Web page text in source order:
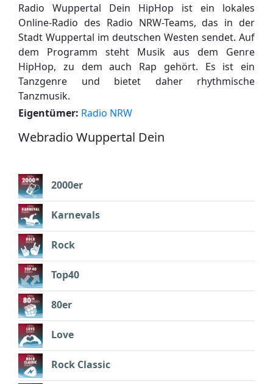
Radio Wuppertal Dein HipHop ist ein lokales
Online-Radio des Radio NRW-Teams, das in der
Stadt Wuppertal im deutschen Westen sendet. Auf
dem Programm steht Musik aus dem Genre
HipHop, zu dem auch Rap gehört. Es ist ein
Tanzgenre und bietet daher rhythmische
Tanzmusik.
Eigentümer: Radio NRW
Webradio Wuppertal Dein
2000er
Karnevals
Rock
Top40
80er
Love
Rock Classic